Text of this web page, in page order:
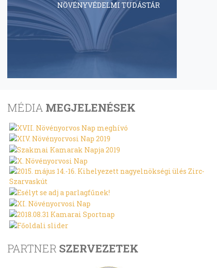
NÖVÉNYVÉDELMI TUDÁSTÁR
MÉDIA MEGJELENÉSEK
PARTNER SZERVEZETEK